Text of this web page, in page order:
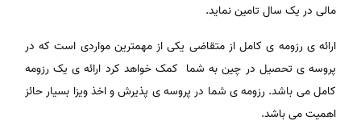
مالی در یک سال تامین نماید.
ارائه ی رزومه ی کامل از متقاضی یکی از مهمترین مواردی است که در
پروسه ی تحصیل در چین به شما کمک خواهد کرد ارائه ی یک رزومه
کامل می باشد. رزومه ی شما در پروسه ی پذیرش و اخذ ویزا بسیار حائز
اهمیت می باشد.